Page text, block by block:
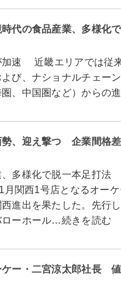
代の食品産業、多様化
速 近畿エリアでは従来
び、ナショナルチェー
、中国圏など）からの
勢、迎え撃つ 企業間格
多様化で脱一本足打法
月関西1号店となるオー
進出を果たした。先行
ーホール…続きを読む
ケー・二宮涼太郎社長